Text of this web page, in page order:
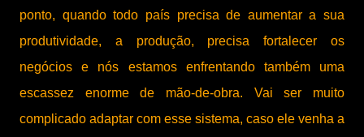
ponto, quando todo país precisa de aumentar a sua
produtividade, a produção, precisa fortalecer os
negócios e nós estamos enfrentando também uma
escassez enorme de mão-de-obra. Vai ser muito
complicado adaptar com esse sistema, caso ele venha a